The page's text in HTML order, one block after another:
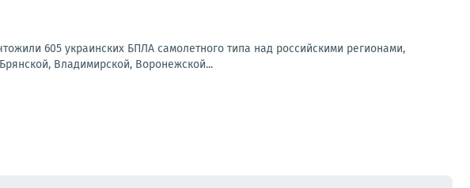
605 украинских БПЛА самолетного типа над российскими регионами,
Владимирской, Воронежской...